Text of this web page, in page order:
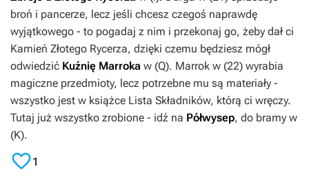
broń i pancerze, lecz jeśli chcesz czegoś naprawdę
wyjątkowego - to pogadaj z nim i przekonaj go, żeby dał ci
Kamień Złotego Rycerza, dzięki czemu będziesz mógł
odwiedzić Kuźnię Marroka w (Q). Marrok w (22) wyrabia
magiczne przedmioty, lecz potrzebne mu są materiały -
wszystko jest w książce Lista Składników, którą ci wręczy.
Tutaj już wszystko zrobione - idź na Półwysep, do bramy w
(K).
1